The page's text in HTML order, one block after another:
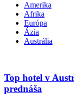
Amerika
Afrika
Európa
Ázia
Austrália
Top hotel v
prednáša